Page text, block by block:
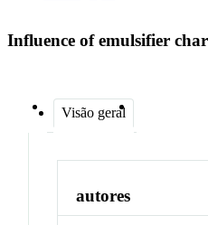
Influence of emulsifier
Visão geral
autores